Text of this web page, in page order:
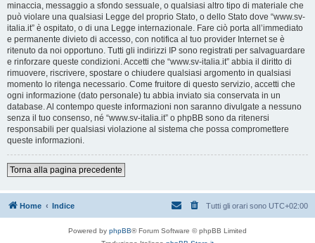
minaccia, messaggio a sfondo sessuale, o qualsiasi altro tipo di materiale che
può violare una qualsiasi Legge del proprio Stato, o dello Stato dove “www.sv-
italia.it” è ospitato, o di una Legge internazionale. Fare ciò porta all’immediato
e permanente divieto di accesso, con notifica al tuo provider Internet se è
ritenuto da noi opportuno. Tutti gli indirizzi IP sono registrati per salvaguardare
e rinforzare queste condizioni. Accetti che “www.sv-italia.it” abbia il diritto di
rimuovere, riscrivere, spostare o chiudere qualsiasi argomento in qualsiasi
momento lo ritenga necessario. Come fruitore di questo servizio, accetti che
ogni informazione (dato personale) tu abbia inviato sia conservata in un
database. Al contempo queste informazioni non saranno divulgate a nessuno
senza il tuo consenso, né “www.sv-italia.it” o phpBB sono da ritenersi
responsabili per qualsiasi violazione al sistema che possa compromettere
queste informazioni.
Torna alla pagina precedente
Home Indice Tutti gli orari sono UTC+02:00
Powered by phpBB® Forum Software © phpBB Limited